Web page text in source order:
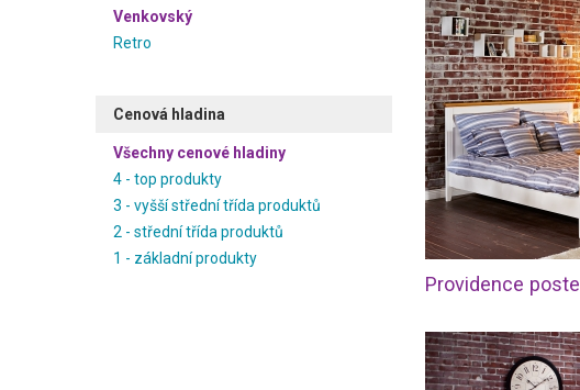
Venkovský
Retro
Cenová hladina
Všechny cenové hladiny
4 - top produkty
3 - vyšší střední třída produktů
2 - střední třída produktů
1 - základní produkty
Providence postel